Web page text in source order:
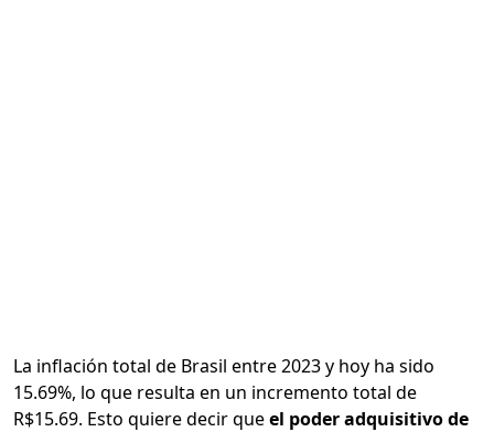
La inflación total de Brasil entre 2023 y hoy ha sido
15.69%, lo que resulta en un incremento total de
R$15.69. Esto quiere decir queel poder adquisitivo de